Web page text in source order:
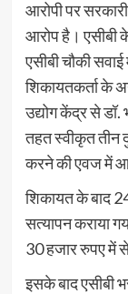
आरोपी पर
आरोप है। एसीबी
एसीबी चौकी
शिकायतकर्ता के
उद्योग केंद्र से
तहत स्वीकृत तीन
करने की एवज में
शिकायत के बाद
सत्यापन कराया
30 हजार रुपए में
इसके बाद एसीबी